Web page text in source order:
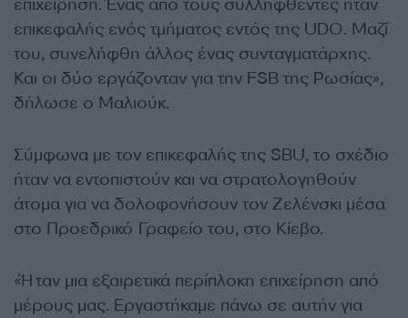
επιχείρηση. Ένας από τους συλληφθέντες ήταν
επικεφαλής ενός τμήματος εντός της UDO. Μαζί
του, συνελήφθη άλλος ένας συνταγματάρχης.
Και οι δύο εργάζονταν για την FSB της Ρωσίας»,
δήλωσε ο Μαλιούκ.
Σύμφωνα με τον επικεφαλής της SBU, το σχέδιο
ήταν να εντοπιστούν και να στρατολογηθούν
άτομα για να δολοφονήσουν τον Ζελένσκι μέσα
στο Προεδρικό Γραφείο του, στο Κίεβο.
«Ήταν μια εξαιρετικά περίπλοκη επιχείρηση από
μέρους μας. Εργαστήκαμε πάνω σε αυτήν για